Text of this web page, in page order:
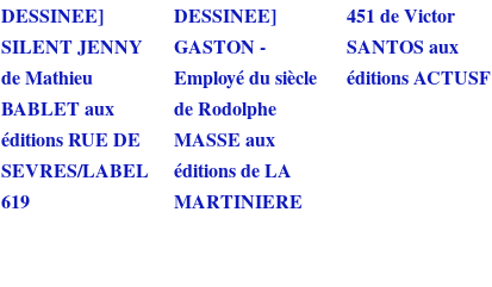
DESSINEE]
SILENT JENNY
de Mathieu
BABLET aux
éditions RUE DE
SEVRES/LABEL
619
DESSINEE]
GASTON -
Employé du siècle
de Rodolphe
MASSE aux
éditions de LA
MARTINIERE
451 de Victor
SANTOS aux
éditions ACTUSF